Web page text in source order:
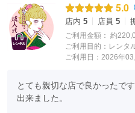
5.0
店内 5 店員 5
ご利用金額： 約
ご利用目的： レンタ
ご利用日：2026年03
とても親切な店で良かったで
出来ました。